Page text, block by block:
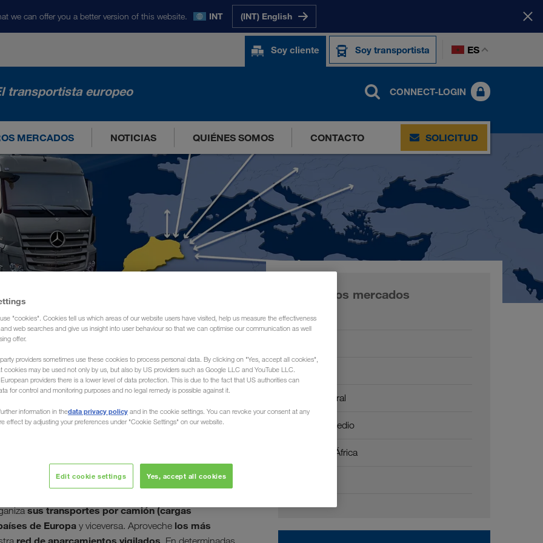
we can offer you a better version of this website. INT (INT) English
Soy cliente Soy transportista ES
transportista europeo CONNECT-LOGIN
MERCADOS NOTICIAS QUIÉNES SOMOS CONTACTO SOLICITUD
(Agencia de transportes)
desde / hacia
marroquí. Ya sea en Casablanca, Agadir,
en el Atlántico, en la cordillera del Atlas o en
sus transportes por camión (cargas
de Europa y viceversa. Aproveche los más
red de aparcamientos vigilados
Nuestros mercados
Europa
Asia Central
Oriente Medio
Norte de África
"cookies". Cookies tell us which areas of our website users have visited, help us measure the effectiveness
web searches and give us insight into user behaviour so that we can optimise our communication as well
offer.
providers sometimes use these cookies to process personal data. By clicking on "Yes, accept all cookies",
cookies may be used not only by us, but also by US providers such as Google LLC and YouTube LLC.
providers there is a lower level of data protection. This is due to the fact that US authorities can
for control and monitoring purposes and no legal remedy is possible against it.
information in thedata privacy policy and in the cookie settings. You can revoke your consent at any
effect by adjusting your preferences under "Cookie Settings" on our website.
Edit cookie settings Yes, accept all cookies